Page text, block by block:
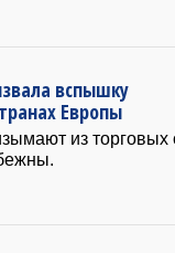
вспышку
Европы
из торговых